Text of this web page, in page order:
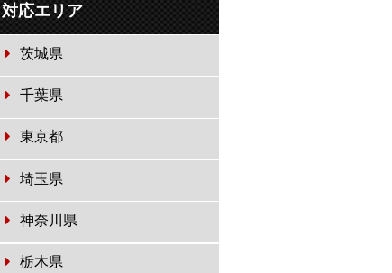
対応エリア
茨城県
千葉県
東京都
埼玉県
神奈川県
栃木県